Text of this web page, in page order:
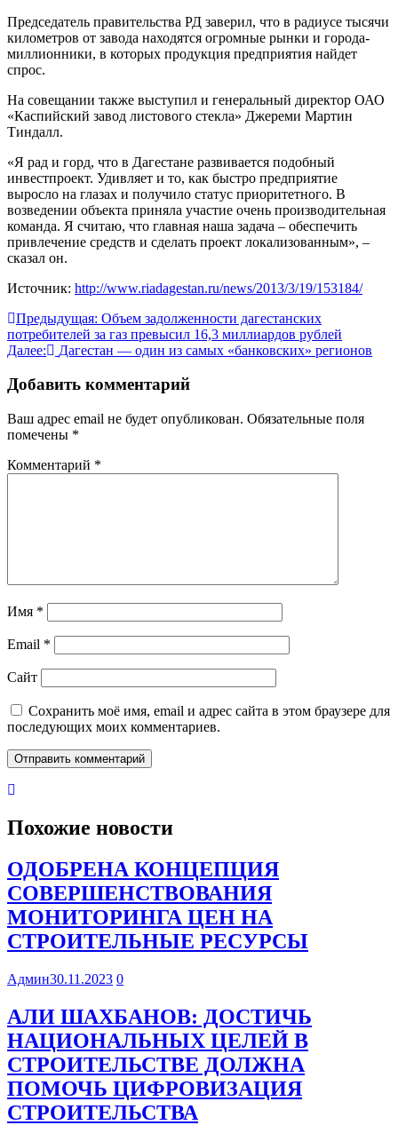
Председатель правительства РД заверил, что в радиусе тысячи
километров от завода находятся огромные рынки и города-
миллионники, в которых продукция предприятия найдет
спрос.
На совещании также выступил и генеральный директор ОАО
«Каспийский завод листового стекла» Джереми Мартин
Тиндалл.
«Я рад и горд, что в Дагестане развивается подобный
инвестпроект. Удивляет и то, как быстро предприятие
выросло на глазах и получило статус приоритетного. В
возведении объекта приняла участие очень производительная
команда. Я считаю, что главная наша задача – обеспечить
привлечение средств и сделать проект локализованным», –
сказал он.
Источник: http://www.riadagestan.ru/news/2013/3/19/153184/
Навигация
по
Предыдущая: Объем задолженности дагестанских
потребителей за газ превысил 16,3 миллиардов рублей
Далее:
Дагестан — один из самых «банковских» регионов
Добавить комментарий
Ваш адрес email не будет опубликован. Обязательные поля
помечены *
Комментарий *
Имя *
Email *
Сайт
Сохранить моё имя, email и адрес сайта в этом браузере для
последующих моих комментариев.
Похожие новости
ОДОБРЕНА КОНЦЕПЦИЯ
СОВЕРШЕНСТВОВАНИЯ
МОНИТОРИНГА ЦЕН НА
СТРОИТЕЛЬНЫЕ РЕСУРСЫ
Админ30.11.2023 0
АЛИ ШАХБАНОВ: ДОСТИЧЬ
НАЦИОНАЛЬНЫХ ЦЕЛЕЙ В
СТРОИТЕЛЬСТВЕ ДОЛЖНА
ПОМОЧЬ ЦИФРОВИЗАЦИЯ
СТРОИТЕЛЬСТВА